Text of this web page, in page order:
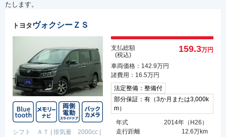
たします。
トヨタ ヴォクシーＺＳ
シフト ＡＴ 排気量 2000cc
支払総額
(税込)
159.3万円
車両価格：142.9万円
諸費用：16.5万円
法定整備：整備付
部分保証：有（3か月または3,000k
m）
年式
2014年（H26）
走行距離
12.6万km